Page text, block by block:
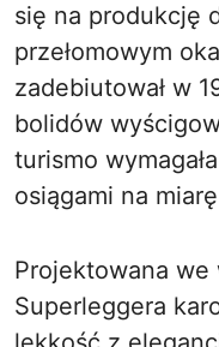
się na produkcję
przełomowym
zadebiutował w
bolidów
turismo
osiągami na
Projektowana we
Superleggera